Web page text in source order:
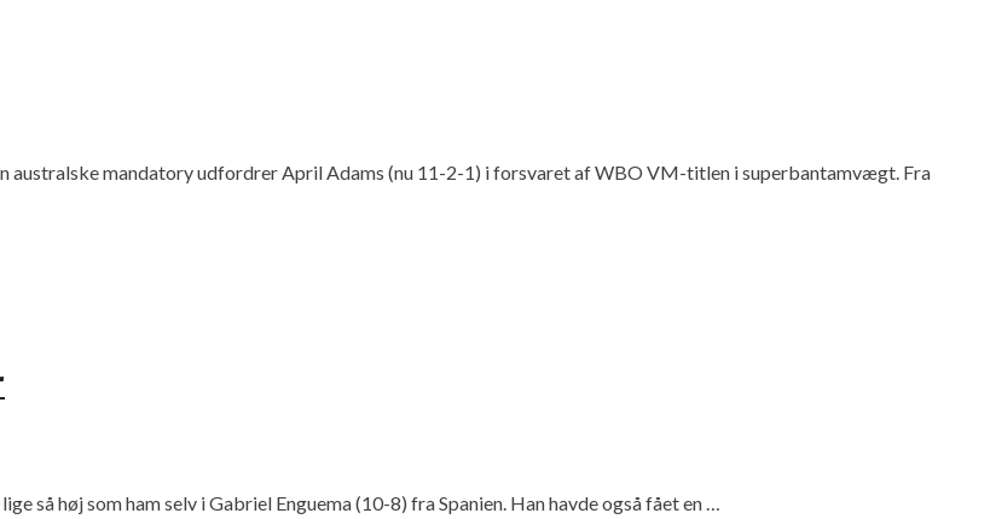
australske mandatory udfordrer April Adams (nu 11-2-1) i forsvaret af WBO VM-titlen i superbantamvægt. Fra
så høj som ham selv i Gabriel Enguema (10-8) fra Spanien. Han havde også fået en …